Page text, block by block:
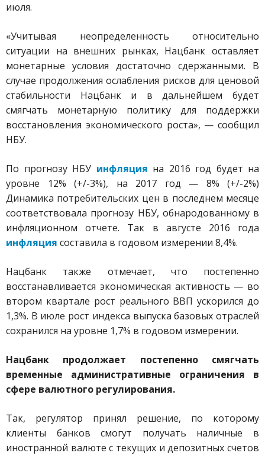
июля.
«Учитывая неопределенность относительно
ситуации на внешних рынках, Нацбанк оставляет
монетарные условия достаточно сдержанными. В
случае продолжения ослабления рисков для ценовой
стабильности Нацбанк и в дальнейшем будет
смягчать монетарную политику для поддержки
восстановления экономического роста», — сообщил
НБУ.
По прогнозу НБУ инфляция на 2016 год будет на
уровне 12% (+/-3%), на 2017 год — 8% (+/-2%)
Динамика потребительских цен в последнем месяце
соответствовала прогнозу НБУ, обнародованному в
инфляционном отчете. Так в августе 2016 года
инфляция составила в годовом измерении 8,4%.
Нацбанк также отмечает, что постепенно
восстанавливается экономическая активность — во
втором квартале рост реального ВВП ускорился до
1,3%. В июле рост индекса выпуска базовых отраслей
сохранился на уровне 1,7% в годовом измерении.
Нацбанк продолжает постепенно смягчать
временные административные ограничения в
сфере валютного регулирования.
Так, регулятор принял решение, по которому
клиенты банков смогут получать наличные в
иностранной валюте с текущих и депозитных счетов